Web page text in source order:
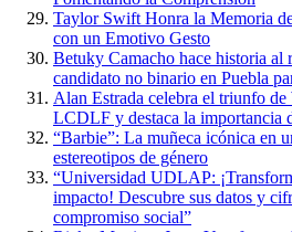
Taylor Swift Honra la Memoria
con un Emotivo Gesto
Betuky Camacho hace historia al
candidato no binario en Puebla
Alan Estrada celebra el triunfo de
LCDLF y destaca la
“Barbie”: La muñeca icónica en
estereotipos de género
“Universidad UDLAP:
impacto! Descubre sus datos y
compromiso social”